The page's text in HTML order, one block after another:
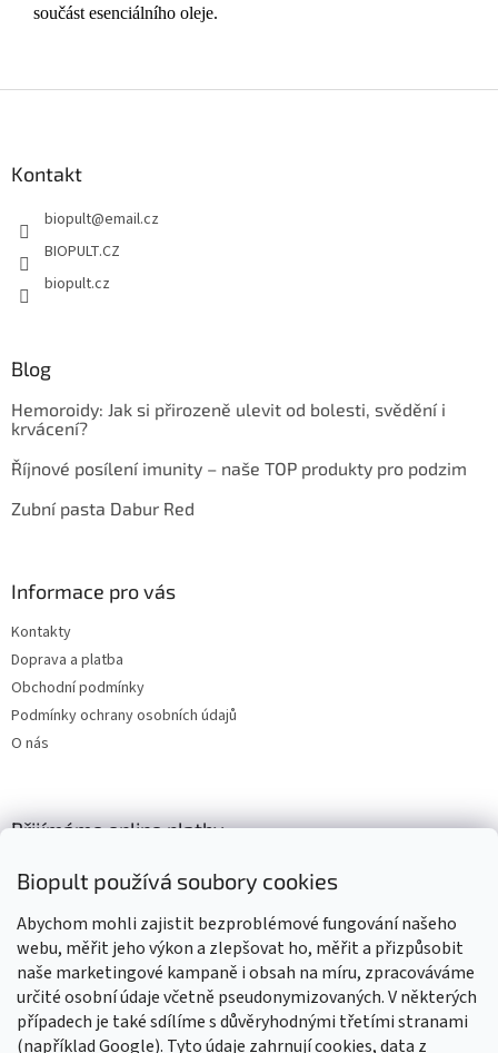
Biopult používá soubory cookies
Abychom mohli zajistit bezproblémové fungování našeho
webu, měřit jeho výkon a zlepšovat ho, měřit a přizpůsobit
naše marketingové kampaně i obsah na míru, zpracováváme
určité osobní údaje včetně pseudonymizovaných. V některých
případech je také sdílíme s důvěryhodnými třetími stranami
(například Google). Tyto údaje zahrnují cookies, data z
součást esenciálního oleje.
Kontakt
biopult@email.cz
BIOPULT.CZ
biopult.cz
Blog
Hemoroidy: Jak si přirozeně ulevit od bolesti, svědění i
krvácení?
Říjnové posílení imunity – naše TOP produkty pro podzim
Zubní pasta Dabur Red
Informace pro vás
Kontakty
Doprava a platba
Obchodní podmínky
Podmínky ochrany osobních údajů
O nás
Přijímáme online platby
Výrobky označené BIO jsou certifikované kontrolní organizací CZ-
BIO-003